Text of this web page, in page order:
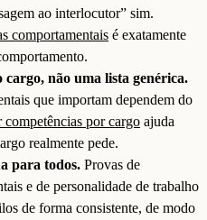
ao interlocutor” sim.
comportamentais é exatamente
cargo, não uma lista genérica.
que importam dependem do
competências por cargo ajuda
realmente pede.
para todos. Provas de
e de personalidade de trabalho
de forma consistente, de modo